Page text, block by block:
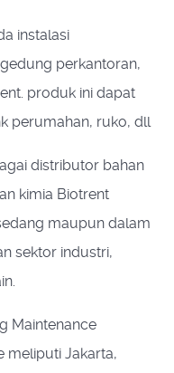
instalasi
perkantoran,
produk ini dapat
perumahan, ruko, dll
distributor bahan
kimia Biotrent
maupun dalam
sektor industri,
Maintenance
meliputi Jakarta,